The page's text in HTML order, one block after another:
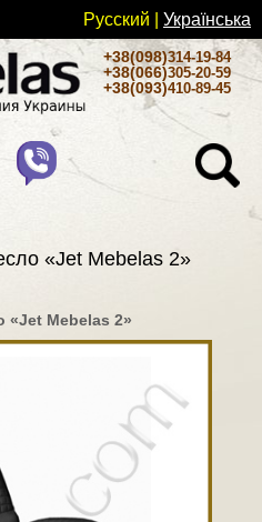
Русский Українськa
+38(098)314-19-84
+38(066)305-20-59
+38(093)410-89-45
«Jet Mebelas 2»
«Jet Mebelas 2»